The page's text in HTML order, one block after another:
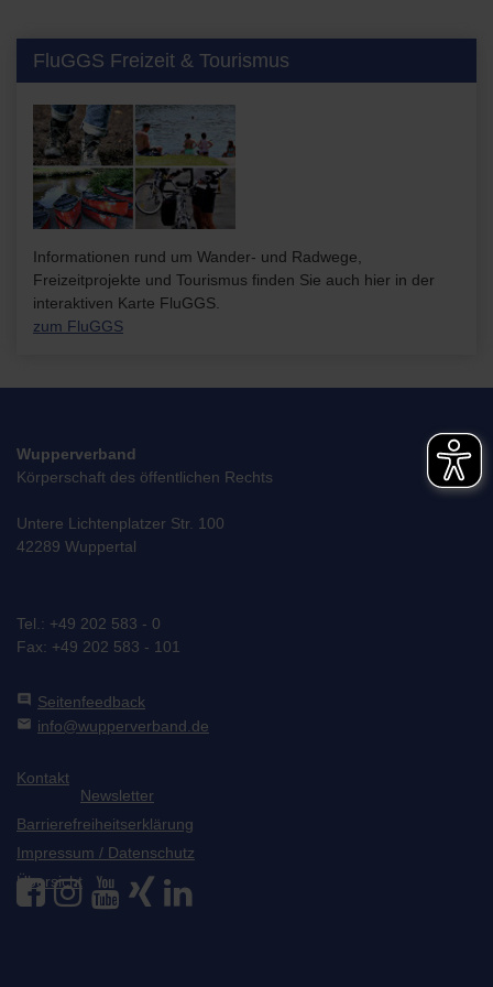
FluGGS Freizeit & Tourismus
Informationen rund um Wander- und Radwege,
Freizeitprojekte und Tourismus finden Sie auch hier in der
interaktiven Karte FluGGS.
zum FluGGS
Wupperverband
Körperschaft des öffentlichen Rechts
Untere Lichtenplatzer Str. 100
42289 Wuppertal
Tel.: +49 202 583 - 0
Fax: +49 202 583 - 101
comment Seitenfeedback
mail info@wupperverband.de
Kontakt
Newsletter
Barrierefreiheitserklärung
Impressum / Datenschutz
Übersicht